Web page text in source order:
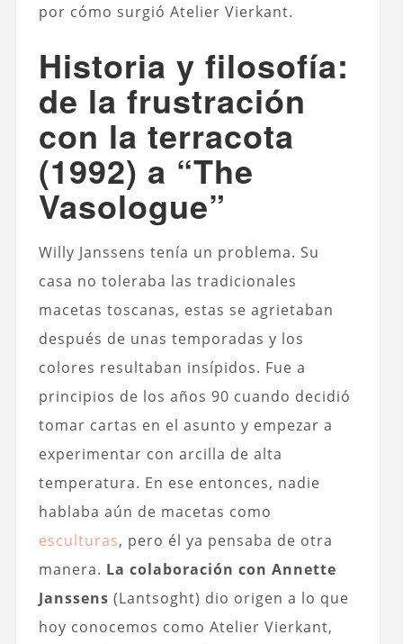
por cómo surgió Atelier Vierkant.
Historia y filosofía:
de la frustración
con la terracota
(1992) a “The
Vasologue”
Willy Janssens tenía un problema. Su
casa no toleraba las tradicionales
macetas toscanas, estas se agrietaban
después de unas temporadas y los
colores resultaban insípidos. Fue a
principios de los años 90 cuando decidió
tomar cartas en el asunto y empezar a
experimentar con arcilla de alta
temperatura. En ese entonces, nadie
hablaba aún de macetas como
esculturas, pero él ya pensaba de otra
manera. La colaboración con Annette
Janssens (Lantsoght) dio origen a lo que
hoy conocemos como Atelier Vierkant,